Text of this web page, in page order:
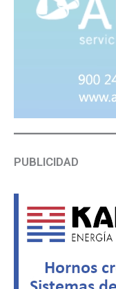
PUBLICIDAD